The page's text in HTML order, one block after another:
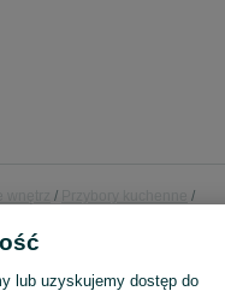
wnętrz
Przybory kuchenne
- Siedlce
lub uzyskujemy dostęp do